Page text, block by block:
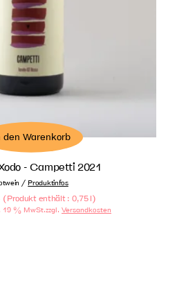
den Warenkorb
- Campetti 2021
/ Produktinfos
(Produkt enthält : 0,75 l)
19 % MwSt.zzgl. Versandkosten